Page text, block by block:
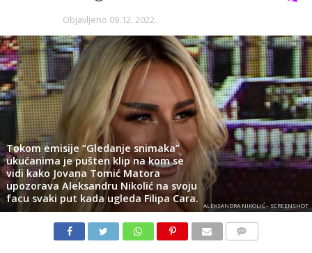
Objavljeno 09.12. 2022.
Tokom emisije “Gledanje snimaka”
ukućanima je pušten klip na kom se
vidi kako Jovana Tomić Matora
upozorava Aleksandru Nikolić na svoju
facu svaki put kada ugleda Filipa Cara.
ALEKSANDRA NIKOLIĆ - SCREENSHOT